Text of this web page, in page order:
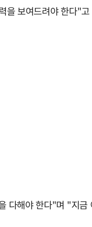
을 보여드려야 한다"고
다해야 한다"며 "지금